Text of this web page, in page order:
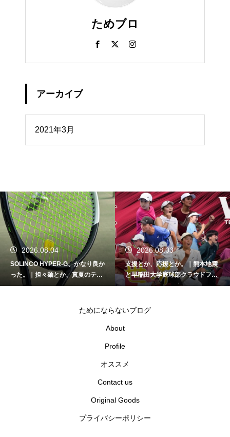
ためブロ
アーカイブ
良か
ニ
2026.08.03
支援とか、応援とか。｜熊本地震
と早稲田大学庭球部クラウドファ
ンディング
2026.08.01
Apple Watchデビュー！｜
とか、沼の入り口とか。
ためにならないブログ
About
Profile
オススメ
Contact us
Original Goods
プライバシーポリシー